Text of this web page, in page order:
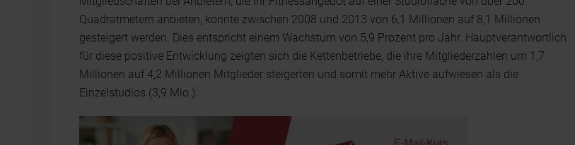
Quadratmetern anbieten, konnte zwischen 2008 und 2013 von 6,1 Millionen auf 8,1 Millionen
gesteigert werden. Dies entspricht einem Wachstum von 5,9 Prozent pro Jahr. Hauptverantwortlich
für diese positive Entwicklung zeigten sich die Kettenbetriebe, die ihre Mitgliederzahlen um 1,7
Millionen auf 4,2 Millionen Mitglieder steigerten und somit mehr Aktive aufwiesen als die
Einzelstudios (3,9 Mio.).